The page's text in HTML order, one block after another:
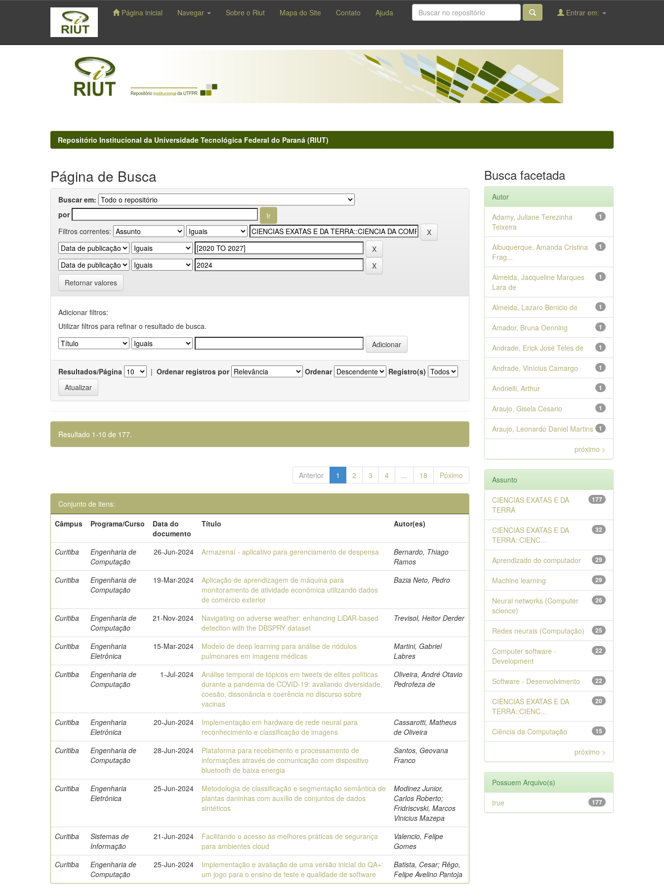
navigation
Página inicial Navegar Sobre o Riut Mapa do Site Contato Ajuda Entrar em:
Repositório Institucional da Universidade Tecnológica Federal do Paraná (RIUT)
Página de Busca
Buscar em:
por
Filtros correntes:
Retornar valores
Adicionar filtros:
Utilizar filtros para refinar o resultado de busca.
Resultados/Página | Ordenar registros por Ordenar Registro(s)
Resultado 1-10 de 177.
Anterior 1 2 3 4 ... 18 Póximo
Conjunto de itens:
Câmpus
Programa/Curso
Data do
documento
Título Autor(es)
Curitiba
Engenharia de
Computação
26-Jun-2024 Armazenaí - aplicativo para gerenciamento de despensa
Bernardo, Thiago
Ramos
Curitiba
Engenharia de
Computação
19-Mar-2024
Aplicação de aprendizagem de máquina para
monitoramento de atividade econômica utilizando dados
de comércio exterior
Bazia Neto, Pedro
Curitiba
Engenharia de
Computação
21-Nov-2024
Navigating on adverse weather: enhancing LiDAR-based
detection with the DBSPRY dataset
Trevisol, Heitor Derder
Curitiba
Engenharia
Eletrônica
15-Mar-2024
Modelo de deep learning para análise de nódulos
pulmonares em imagens médicas
Martini, Gabriel
Labres
Curitiba
Engenharia de
Computação
1-Jul-2024
Análise temporal de tópicos em tweets de elites políticas
durante a pandemia de COVID-19: avaliando diversidade,
coesão, dissonância e coerência no discurso sobre
vacinas
Oliveira, André Otavio
Pedrofeza de
Curitiba
Engenharia
Eletrônica
20-Jun-2024
Implementação em hardware de rede neural para
reconhecimento e classificação de imagens
Cassarotti, Matheus
de Oliveira
Curitiba
Engenharia de
Computação
28-Jun-2024
Plataforma para recebimento e processamento de
informações através de comunicação com dispositivo
bluetooth de baixa energia
Santos, Geovana
Franco
Curitiba
Engenharia
Eletrônica
25-Jun-2024
Metodologia de classificação e segmentação semântica de
plantas daninhas com auxílio de conjuntos de dados
sintéticos
Modinez Junior,
Carlos Roberto;
Fridriscvski, Marcos
Vinicius Mazepa
Curitiba
Sistemas de
Informação
21-Jun-2024
Facilitando o acesso às melhores práticas de segurança
para ambientes cloud
Valencio, Felipe
Gomes
Curitiba
Engenharia de
Computação
25-Jun-2024
Implementação e avaliação de uma versão inicial do QA+:
um jogo para o ensino de teste e qualidade de software
Batista, Cesar; Rêgo,
Felipe Avelino Pantoja
Busca facetada
Autor
1
Adamy, Juliane Terezinha
Teixeira
1
Albuquerque, Amanda Cristina
Frag...
1
Almeida, Jacqueline Marques
Lara de
1
Almeida, Lazaro Benicio de
1
Amador, Bruna Oenning
1
Andrade, Erick José Teles de
1
Andrade, Vinícius Camargo
1
Andrielli, Arthur
1
Araujo, Gisela Cesario
1
Araujo, Leonardo Daniel Martins
próximo >
Assunto
177
CIENCIAS EXATAS E DA
TERRA
32
CIENCIAS EXATAS E DA
TERRA::CIENC...
29
Aprendizado do computador
29
Machine learning
26
Neural networks (Computer
science)
25
Redes neurais (Computação)
22
Computer software -
Development
22
Software - Desenvolvimento
20
CIENCIAS EXATAS E DA
TERRA::CIENC...
15
Ciência da Computação
próximo >
Possuem Arquivo(s)
177
true